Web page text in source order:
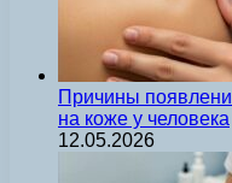
Причины
на коже у человека
12.05.2026